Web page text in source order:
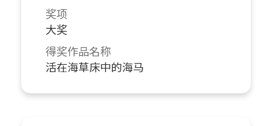
奖项
大奖
得奖作品名称
活在海草床中的海马